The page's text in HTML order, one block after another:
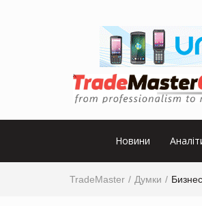
Новини
TradeMaster Думки